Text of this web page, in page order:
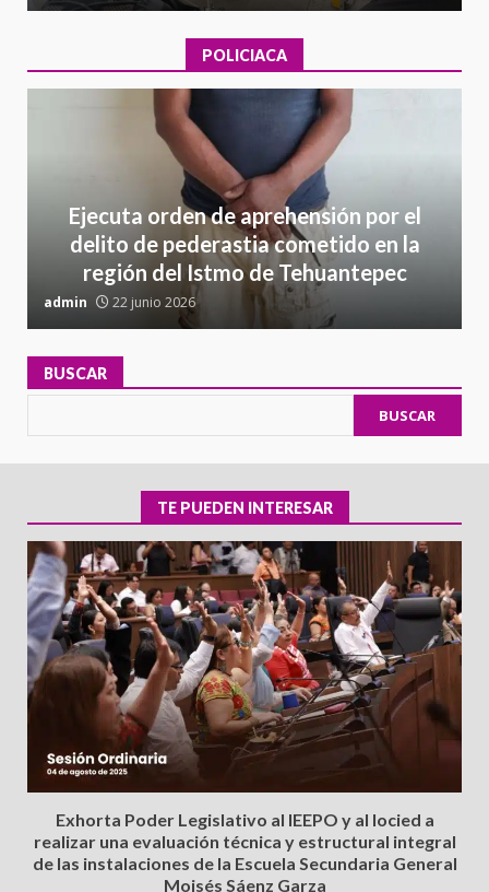
POLICIACA
Ejecuta orden de aprehensión por el
delito de pederastia cometido en la
región del Istmo de Tehuantepec
admin 22 junio 2026
BUSCAR
BUSCAR
TE PUEDEN INTERESAR
Exhorta Poder Legislativo al IEEPO y al Iocied a
realizar una evaluación técnica y estructural integral
de las instalaciones de la Escuela Secundaria General
Moisés Sáenz Garza